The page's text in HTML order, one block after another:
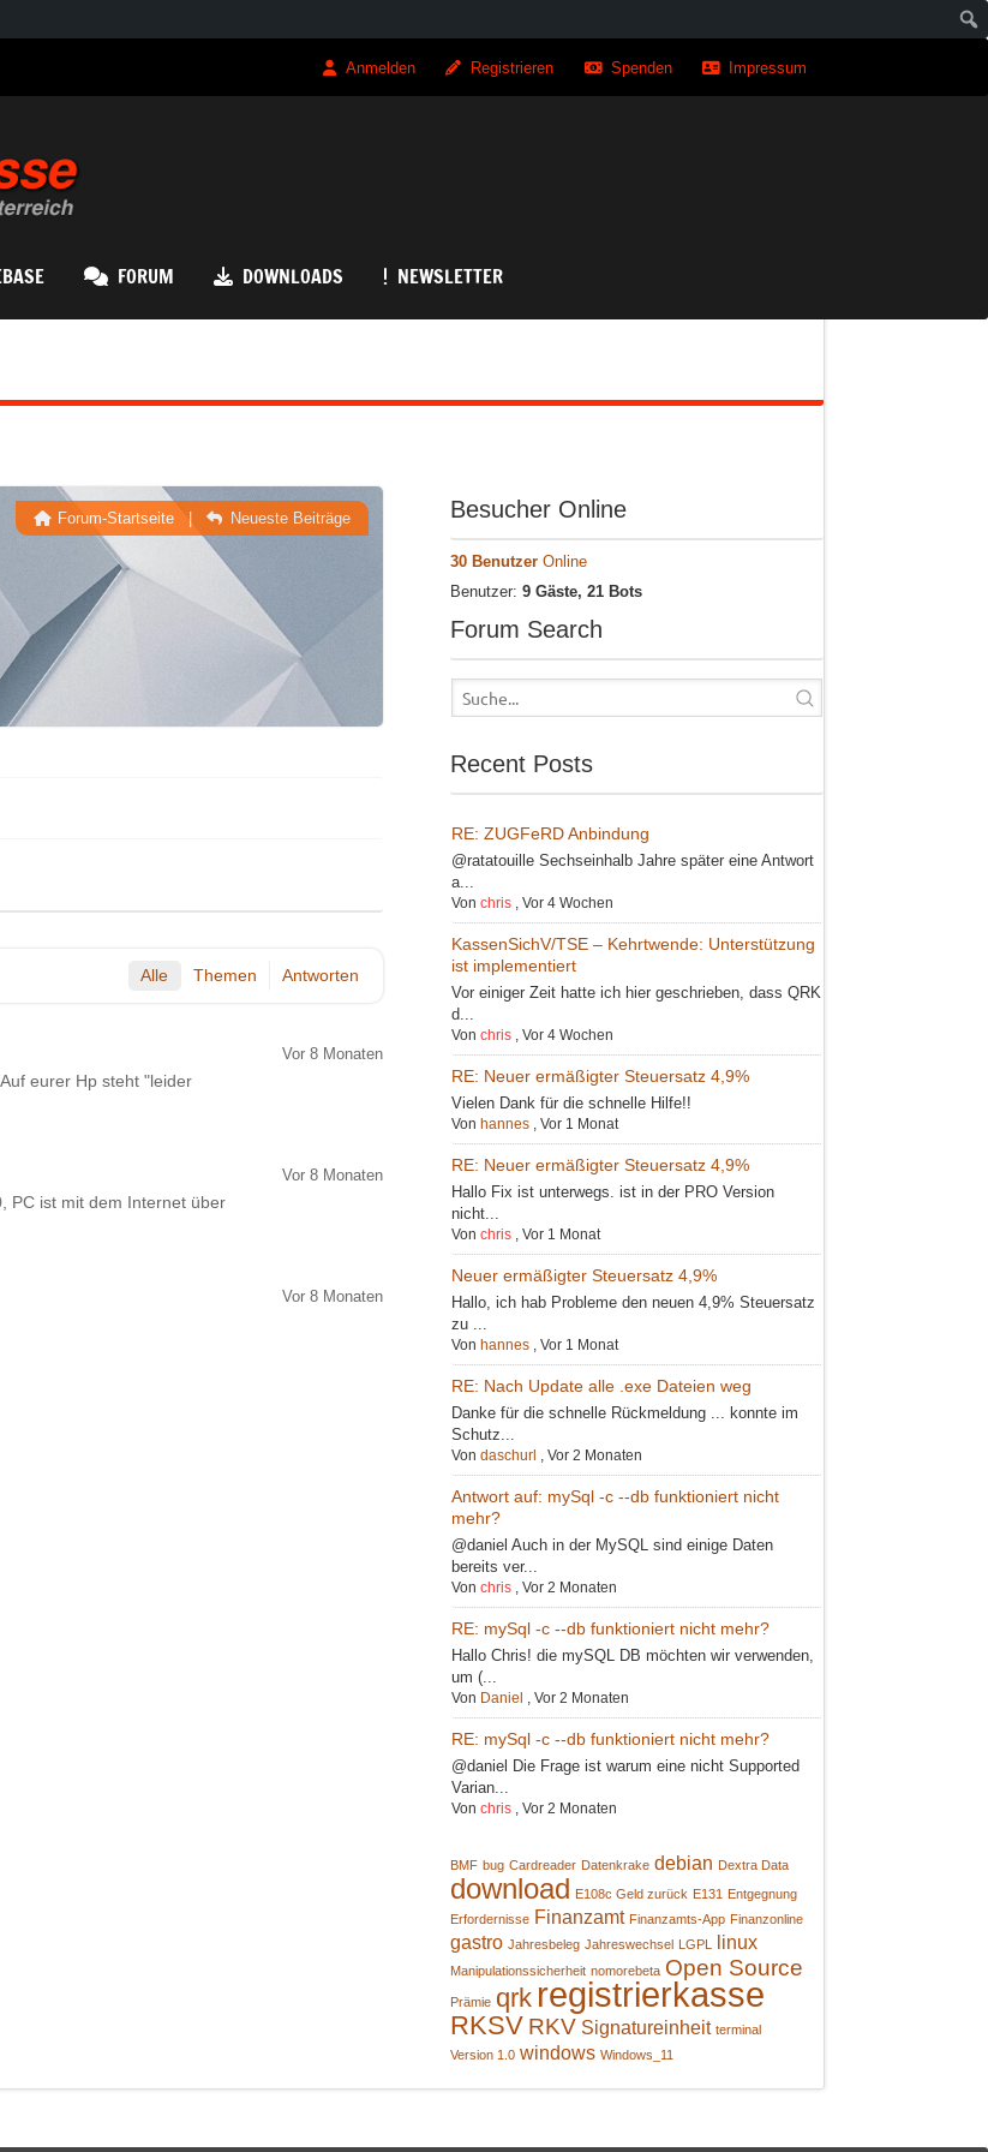
Anmelden Registrieren Spenden Impressum
QRK Registrierkasse
FORUM DOWNLOADS NEWSLETTER
Forum-Startseite | Neueste Beiträge
Alle Themen Antworten
eurer Hp steht "leider
Vor 8 Monaten
PC ist mit dem Internet über
Vor 8 Monaten
Vor 8 Monaten
Besucher Online
30 Benutzer Online
Benutzer:9 Gäste, 21 Bots
Forum Search
Recent Posts
RE: ZUGFeRD Anbindung
@ratatouille Sechseinhalb Jahre später eine Antwort
a...
Vonchris ,Vor 4 Wochen
KassenSichV/TSE – Kehrtwende: Unterstützung
ist implementiert
Vor einiger Zeit hatte ich hier geschrieben, dass QRK
d...
Vonchris ,Vor 4 Wochen
RE: Neuer ermäßigter Steuersatz 4,9%
Vielen Dank für die schnelle Hilfe!!
Von hannes ,Vor 1 Monat
RE: Neuer ermäßigter Steuersatz 4,9%
Hallo Fix ist unterwegs. ist in der PRO Version
nicht...
Vonchris ,Vor 1 Monat
Neuer ermäßigter Steuersatz 4,9%
Hallo, ich hab Probleme den neuen 4,9% Steuersatz
zu ...
Von hannes ,Vor 1 Monat
RE: Nach Update alle .exe Dateien weg
Danke für die schnelle Rückmeldung ... konnte im
Schutz...
Vondaschurl ,Vor 2 Monaten
Antwort auf: mySql -c --db funktioniert nicht
mehr?
@daniel Auch in der MySQL sind einige Daten
bereits ver...
Vonchris ,Vor 2 Monaten
RE: mySql -c --db funktioniert nicht mehr?
Hallo Chris! die mySQL DB möchten wir verwenden,
um (...
Von Daniel ,Vor 2 Monaten
RE: mySql -c --db funktioniert nicht mehr?
@daniel Die Frage ist warum eine nicht Supported
Varian...
Vonchris ,Vor 2 Monaten
BMF bug Cardreader Datenkrake debian Dextra Data
download E108c Geld zurück E131 Entgegnung
Erfordernisse Finanzamt Finanzamts-App Finanzonline
gastro Jahresbeleg Jahreswechsel LGPL linux
Manipulationssicherheit nomorebeta Open Source
Prämie qrk registrierkasse
RKSV RKV Signatureinheit terminal
Version 1.0 windows Windows_11